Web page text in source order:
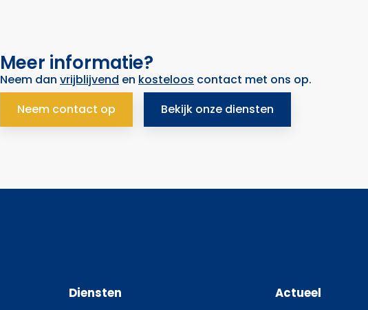
Meer informatie?
Neem dan vrijblijvend en kosteloos contact met ons op.
Neem contact op
Bekijk onze diensten
Diensten Actueel